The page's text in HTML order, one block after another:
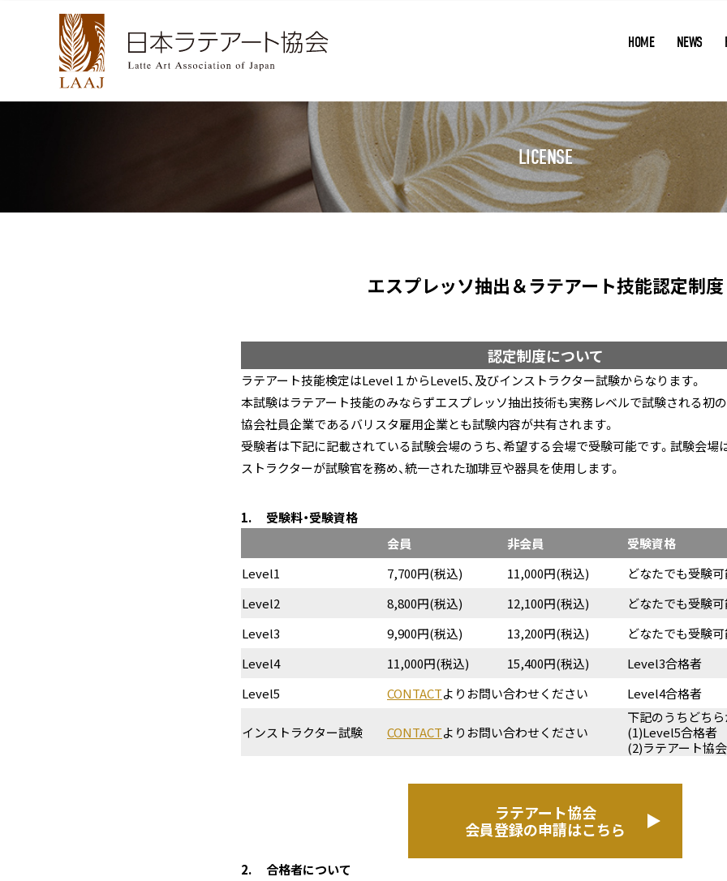
HOME NEWS
LICENSE
エスプレッソ抽出＆ラテアート技能認定制度
認定制度について
ラテアート技能検定はLevel１からLevel5、及びインストラクター試験からなります。
本試験はラテアート技能のみならずエスプレッソ抽出技術も実務レベルで試験される初
協会社員企業であるバリスタ雇用企業とも試験内容が共有されます。
受験者は下記に記載されている試験会場のうち、希望する会場で受験可能です。試験会場
ストラクターが試験官を務め、統一された珈琲豆や器具を使用します。
受験料・受験資格
会員
非会員
受験資格
Level1
7,700円(税込) 11,000円(税込)
どなたでも受験
Level2
8,800円(税込) 12,100円(税込)
どなたでも受験
Level3
9,900円(税込) 13,200円(税込)
どなたでも受験
Level4
11,000円(税込) 15,400円(税込)
Level3合格者
Level5
CONTACTより お問い合わせください Level4合格者
インストラクター試験 CONTACTより お問い合わせください
下記のうちどち
(1)Level5合格者
(2)ラテアート協
ラテアート協会
会員登録の申請はこちら
合格者について